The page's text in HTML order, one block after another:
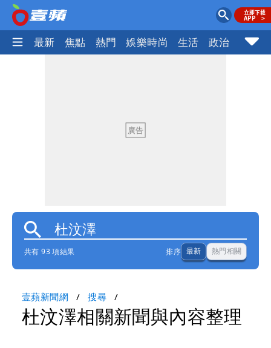
最新 焦點 熱門 娛樂時尚 生活 政治 社會
共有 93 項結果 排序 最新 熱門相關
壹蘋新聞網 搜尋
杜汶澤相關新聞與內容整理